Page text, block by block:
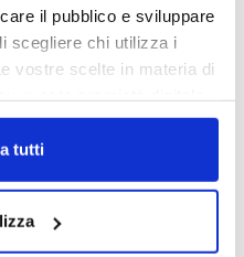
il pubblico e sviluppare
scegliere chi utilizza i
vostre scelte in materia di
scelte. È possibile
consenso in qualsiasi
cookie o facendo clic
tutti
ogni utente
riparo da questo